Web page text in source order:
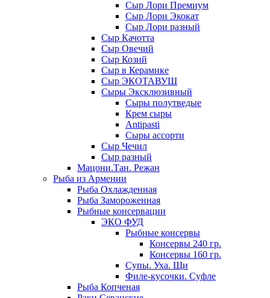
Сыр Лори Премиум
Сыр Лори Экокат
Сыр Лори разный
Сыр Качотта
Сыр Овечий
Сыр Козий
Сыр в Керамике
Сыр ЭКОТАВУШ
Сыры Эксклюзивный
Сыры полутведые
Крем сыры
Antipasti
Сыры ассорти
Сыр Чечил
Сыр разный
Мацони.Тан. Режан
Рыба из Армении
Рыба Охлажденная
Рыба Замороженная
Рыбные консервации
ЭКО ФУД
Рыбные консервы
Консервы 240 гр.
Консервы 160 гр.
Супы. Уха. Щи
Филе-кусочки. Суфле
Рыба Копченая